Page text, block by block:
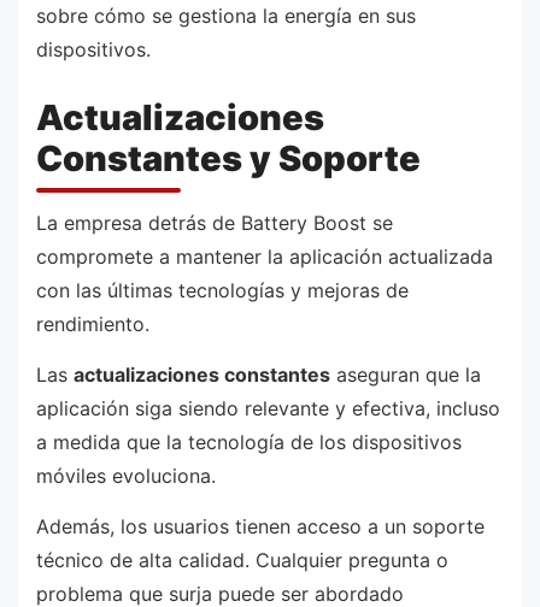
sobre cómo se gestiona la energía en sus
dispositivos.
Actualizaciones
Constantes y Soporte
La empresa detrás de Battery Boost se
compromete a mantener la aplicación actualizada
con las últimas tecnologías y mejoras de
rendimiento.
Las actualizaciones constantes aseguran que la
aplicación siga siendo relevante y efectiva, incluso
a medida que la tecnología de los dispositivos
móviles evoluciona.
Además, los usuarios tienen acceso a un soporte
técnico de alta calidad. Cualquier pregunta o
problema que surja puede ser abordado